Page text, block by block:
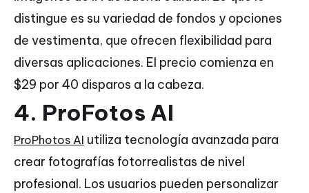
distingue es su variedad de fondos y opciones
de vestimenta, que ofrecen flexibilidad para
diversas aplicaciones. El precio comienza en
$29 por 40 disparos a la cabeza.
4. ProFotos AI
ProPhotos AI utiliza tecnología avanzada para
crear fotografías fotorrealistas de nivel
profesional. Los usuarios pueden personalizar